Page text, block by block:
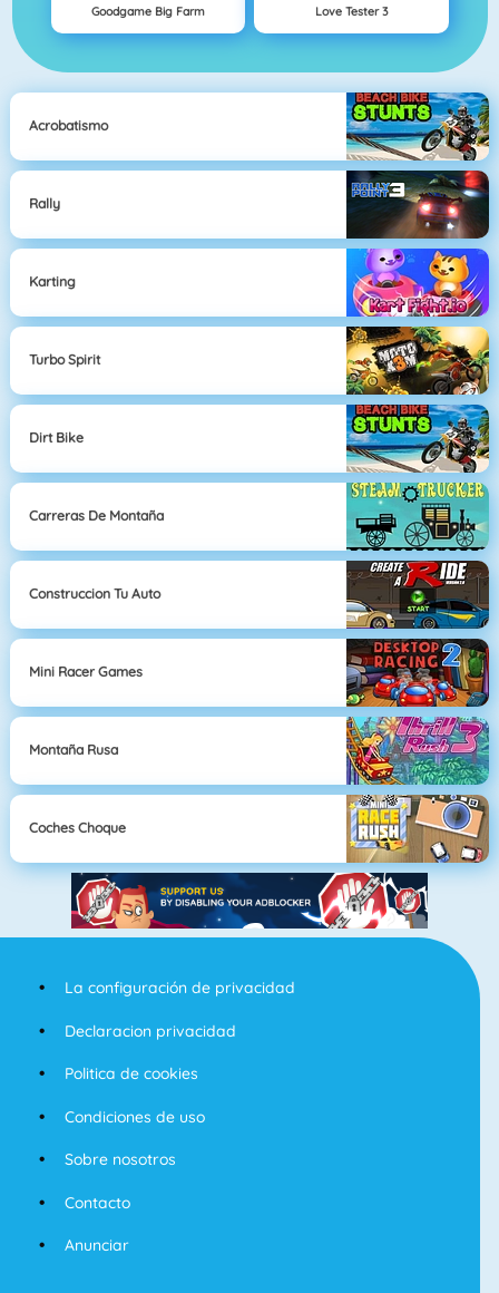
Goodgame Big Farm Love Tester 3
Acrobatismo
Rally
Karting
Turbo Spirit
Dirt Bike
Carreras De Montaña
Construccion Tu Auto
Mini Racer Games
Montaña Rusa
Coches Choque
La configuración de privacidad
Declaracion privacidad
Politica de cookies
Condiciones de uso
Sobre nosotros
Contacto
Anunciar